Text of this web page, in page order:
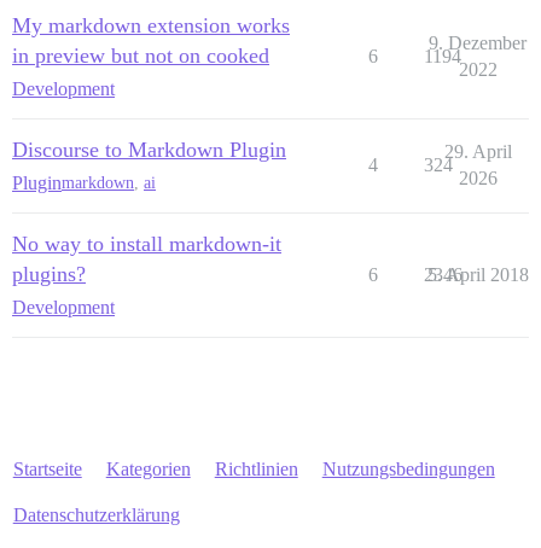
My markdown extension works
in preview but not on cooked
Development
6 1194
9. Dezember
2022
Discourse to Markdown Plugin
Pluginmarkdown, ai
4 324
29. April
2026
No way to install markdown-it
plugins?
Development
6 2346
5. April 2018
Startseite Kategorien Richtlinien Nutzungsbedingungen
Datenschutzerklärung